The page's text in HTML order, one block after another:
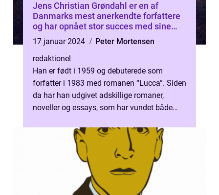
Jens Christian Grøndahl er en af
Danmarks mest anerkendte forfattere
og har opnået stor succes med sine
bøger
17 januar 2024
Peter Mortensen
redaktionel
Han er født i 1959 og debuterede som
forfatter i 1983 med romanen “Lucca”. Siden
da har han udgivet adskillige romaner,
noveller og essays, som har vundet både